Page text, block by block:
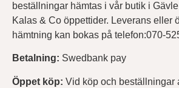
beställningar hämtas i vår butik i
Kalas & Co öppettider. Leverans eller
hämtning kan bokas på telefon:070-
Betalning: Swedbank pay
Öppet köp: Vid köp och beställningar